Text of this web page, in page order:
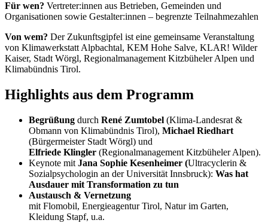
Für wen? Vertreter:innen aus Betrieben, Gemeinden und
Organisationen sowie Gestalter:innen – begrenzte Teilnahmezahlen
Von wem? Der Zukunftsgipfel ist eine gemeinsame Veranstaltung
von Klimawerkstatt Alpbachtal, KEM Hohe Salve, KLAR! Wilder
Kaiser, Stadt Wörgl, Regionalmanagement Kitzbüheler Alpen und
Klimabündnis Tirol.
Highlights aus dem Programm
Begrüßung durch René Zumtobel (Klima-Landesrat &
Obmann von Klimabündnis Tirol), Michael Riedhart
(Bürgermeister Stadt Wörgl) und
Elfriede Klingler (Regionalmanagement Kitzbüheler Alpen).
Keynote mit Jana Sophie Kesenheimer (Ultracyclerin &
Sozialpsychologin an der Universität Innsbruck): Was hat
Ausdauer mit Transformation zu tun
Austausch & Vernetzung
mit Flomobil, Energieagentur Tirol, Natur im Garten,
Kleidung Stapf, u.a.